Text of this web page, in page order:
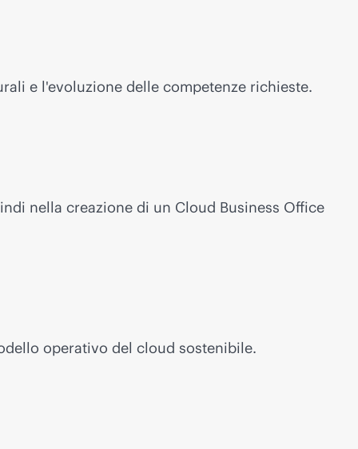
e l'evoluzione delle competenze richieste.
nella creazione di un Cloud Business Office
operativo del cloud sostenibile.